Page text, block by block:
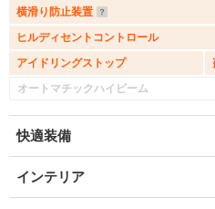
横滑り防止装置
ヒルディセントコントロール
アイドリングストップ
オートマチックハイビーム
快適装備
インテリア